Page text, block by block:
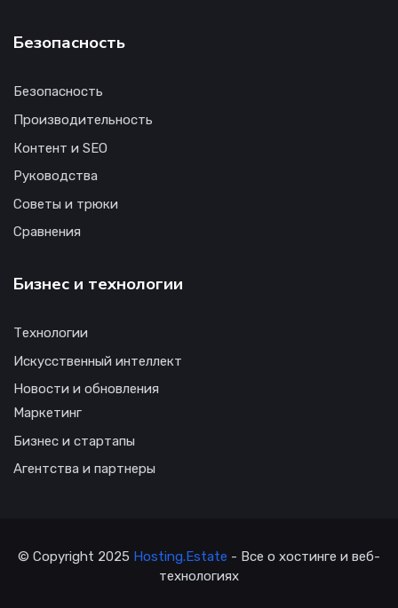
Безопасность
Безопасность
Производительность
Контент и SEO
Руководства
Советы и трюки
Сравнения
Бизнес и технологии
Технологии
Искусственный интеллект
Новости и обновления
Маркетинг
Бизнес и стартапы
Агентства и партнеры
© Copyright 2025 Hosting.Estate - Все о хостинге и веб-
технологиях